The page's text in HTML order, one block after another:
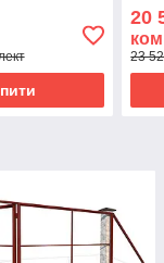
20
23